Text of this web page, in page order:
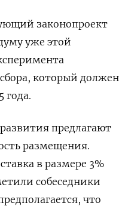
законопроект
уже этой
который должен
года.
предлагают
размещения.
в размере 3%
собеседники
что